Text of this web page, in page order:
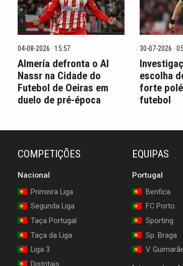
04-08-2026 · 15:57
Almería defronta o Al
Nassr na Cidade do
Futebol de Oeiras em
duelo de pré-época
30-07-2026 ·
escolha
forte
futebol
COMPETIÇÕES
Nacional
Primeira Liga
Segunda Liga
Taça Portugal
Taça da Liga
Liga 3
Distritais
EQUIPAS
Portugal
Benfica
FC Porto
Sporting
Sp. Braga
V.